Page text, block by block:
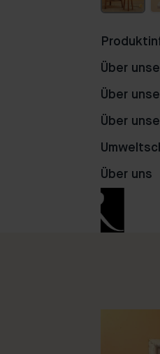
70
Über
Über
Über
Über uns